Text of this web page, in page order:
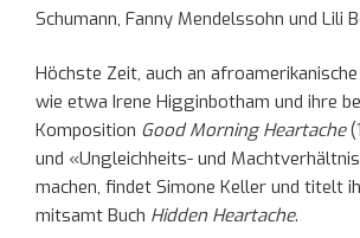
Schumann, Fanny Mendelssohn und Lili
Höchste Zeit, auch an
wie etwa Irene Higginbotham und ihre
Komposition Good Morning Heartache
und «Ungleichheits- und
machen, findet Simone Keller und titelt
mitsamt Buch Hidden Heartache.